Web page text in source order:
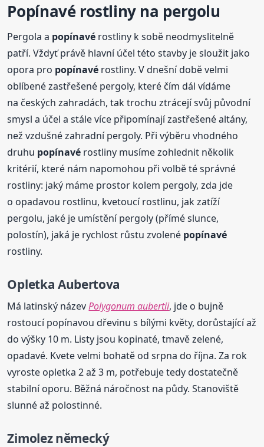
Popínavérostliny na pergolu
Pergola a popínavé rostliny k sobě neodmyslitelně
patří. Vždyť právě hlavní účel této stavby je sloužit jako
opora pro popínavé rostliny. V dnešní době velmi
oblíbené zastřešené pergoly, které čím dál vídáme
na českých zahradách, tak trochu ztrácejí svůj původní
smysl a účel a stále více připomínají zastřešené altány,
než vzdušné zahradní pergoly. Při výběru vhodného
druhu popínavé rostliny musíme zohlednit několik
kritérií, které nám napomohou při volbě té správné
rostliny: jaký máme prostor kolem pergoly, zda jde
o opadavou rostlinu, kvetoucí rostlinu, jak zatíží
pergolu, jaké je umístění pergoly (přímé slunce,
polostín), jaká je rychlost růstu zvolené popínavé
rostliny.
Opletka Aubertova
Má latinský názevPolygonum aubertii, jde o bujně
rostoucí popínavou dřevinu s bílými květy, dorůstající až
do výšky 10 m. Listy jsou kopinaté, tmavě zelené,
opadavé. Kvete velmi bohatě od srpna do října. Za rok
vyroste opletka 2 až 3 m, potřebuje tedy dostatečně
stabilní oporu. Běžná náročnost na půdy. Stanoviště
slunné až polostinné.
Zimolez německý